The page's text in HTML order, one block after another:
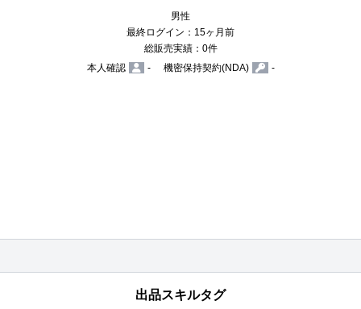
男性
最終ログイン：15ヶ月前
総販売実績：0件
本人確認
- 機密保持契約(NDA) -
出品スキルタグ